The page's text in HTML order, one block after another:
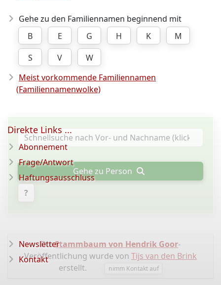
Gehe zu den Familiennamen beginnend mit
B
E G H K
M
S
V
W
Meist vorkommende Familiennamen
(Familiennamenwolke)
Gehe zu Person
?
DieStammbaum von Hendrik Goor-
Veröffentlichung wurde von Tijs van den Brink
erstellt.
nimm Kontakt auf
Direkte Links ...
Abonnement
Frage/Antwort
Haftungsausschluss
Newsletter
Kontakt